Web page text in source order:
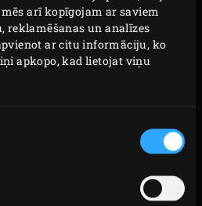
arī kopīgojam ar saviem
reklamēšanas un analīzes
ar citu informāciju, ko
apkopo, kad lietojat viņu